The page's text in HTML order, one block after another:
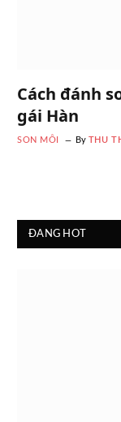
Cách đánh
gái Hàn
SON MÔI By THU
ĐANG HOT